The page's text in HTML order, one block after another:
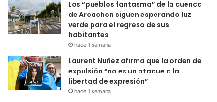
Los “pueblos fantasma” de la cuenca
de Arcachon siguen esperando luz
verde para el regreso de sus
habitantes
hace 1 semana
Laurent Nuñez afirma que la orden de
expulsión “no es un ataque a la
libertad de expresión”
hace 1 semana